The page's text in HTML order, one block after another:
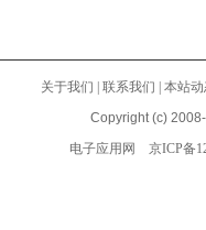
关于我们 联系我们
本站
Copyright (c)
电子应用网
京ICP备